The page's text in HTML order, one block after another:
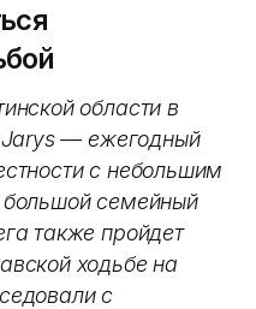
области в
Jarys — ежегодный
с небольшим
семейный
также пройдет
ходьбе на
с